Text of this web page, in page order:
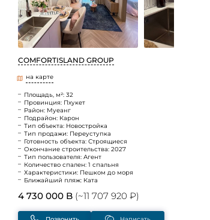
COMFORTISLAND GROUP
на карте
Площадь, м²: 32
Провинция: Пхукет
Район: Муеанг
Подрайон: Карон
Тип объекта: Новостройка
Тип продажи: Переуступка
Готовность объекта: Строящиеся
Окончание строительства: 2027
Тип пользователя: Агент
Количество спален: 1 спальня
Характеристики: Пешком до моря
Ближайший пляж: Ката
4 730 000 B (~11 707 920 ₽)